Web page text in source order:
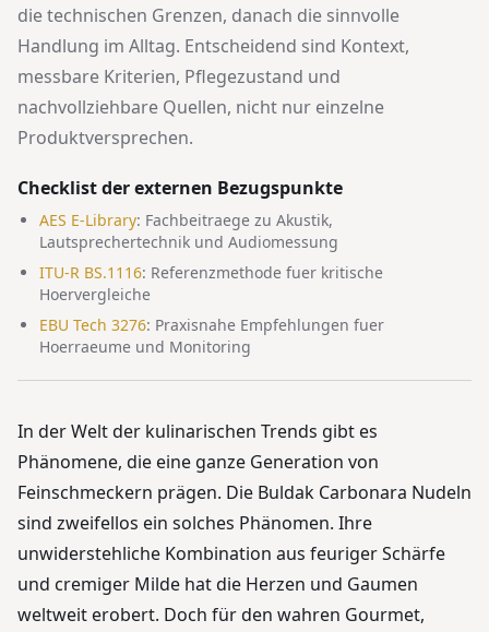
die technischen Grenzen, danach die sinnvolle
Handlung im Alltag. Entscheidend sind Kontext,
messbare Kriterien, Pflegezustand und
nachvollziehbare Quellen, nicht nur einzelne
Produktversprechen.
Checklist der externen Bezugspunkte
AES E-Library: Fachbeitraege zu Akustik,
Lautsprechertechnik und Audiomessung
ITU-R BS.1116: Referenzmethode fuer kritische
Hoervergleiche
EBU Tech 3276: Praxisnahe Empfehlungen fuer
Hoerraeume und Monitoring
In der Welt der kulinarischen Trends gibt es
Phänomene, die eine ganze Generation von
Feinschmeckern prägen. Die Buldak Carbonara Nudeln
sind zweifellos ein solches Phänomen. Ihre
unwiderstehliche Kombination aus feuriger Schärfe
und cremiger Milde hat die Herzen und Gaumen
weltweit erobert. Doch für den wahren Gourmet,